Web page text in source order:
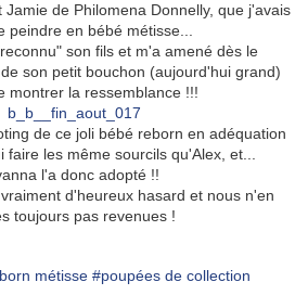
de Philomena Donnelly, que j'avais
peindre en bébé métisse...
son fils et m'a amené dès le
son petit bouchon (aujourd'hui grand)
montrer la ressemblance !!!
de ce joli bébé reborn en adéquation
les même sourcils qu'Alex, et...
l'a donc adopté !!
d'heureux hasard et nous n'en
toujours pas revenues !
métisse #poupées de collection